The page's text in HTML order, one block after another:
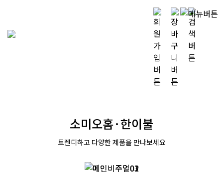
소미오홈·한이불
트렌디하고 다양한 제품을 만나보세요